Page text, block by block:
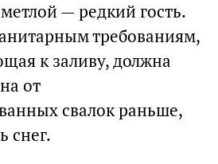
— редкий гость.
требованиям,
к заливу, должна
от
свалок раньше,
снег.